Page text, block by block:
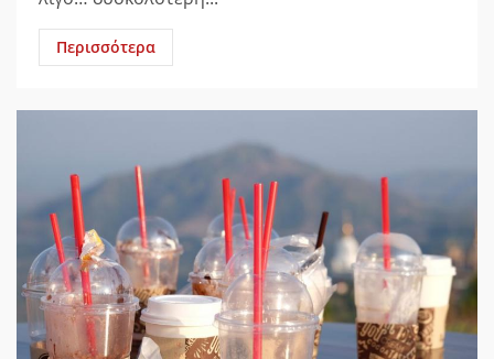
Περισσότερα